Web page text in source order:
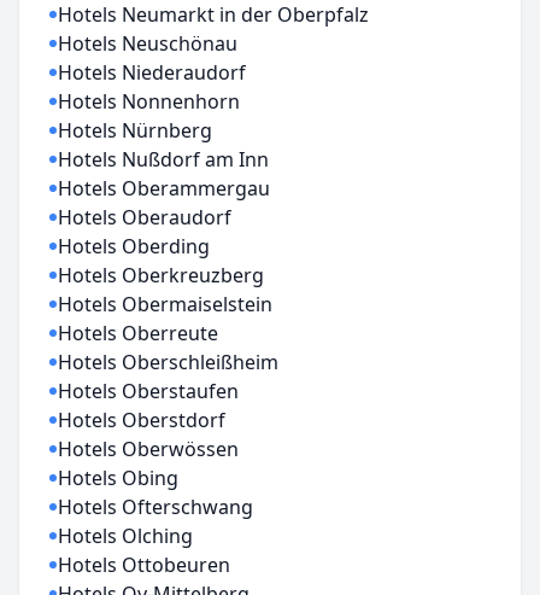
Hotels Neumarkt in der Oberpfalz
Hotels Neuschönau
Hotels Niederaudorf
Hotels Nonnenhorn
Hotels Nürnberg
Hotels Nußdorf am Inn
Hotels Oberammergau
Hotels Oberaudorf
Hotels Oberding
Hotels Oberkreuzberg
Hotels Obermaiselstein
Hotels Oberreute
Hotels Oberschleißheim
Hotels Oberstaufen
Hotels Oberstdorf
Hotels Oberwössen
Hotels Obing
Hotels Ofterschwang
Hotels Olching
Hotels Ottobeuren